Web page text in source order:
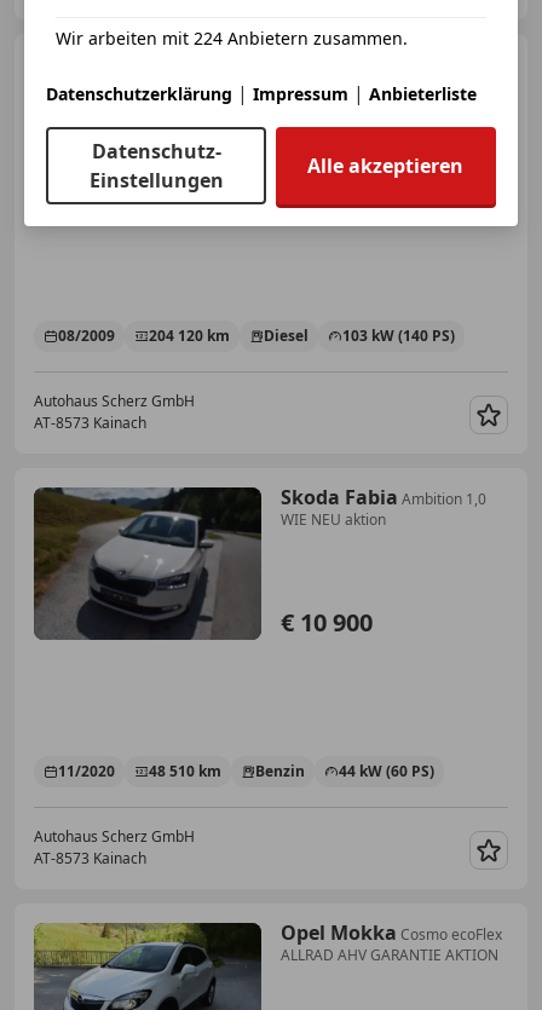
08/2009 204 120 km Diesel 103 kW (140 PS)
Autohaus Scherz GmbH
AT-8573 Kainach
Skoda Fabia Ambition 1,0
WIE NEU aktion
€ 10 900
11/2020 48 510 km Benzin 44 kW (60 PS)
Autohaus Scherz GmbH
AT-8573 Kainach
Opel Mokka Cosmo ecoFlex
ALLRAD AHV GARANTIE AKTION
Wir arbeiten mit 224 Anbietern zusammen.
Datenschutzerklärung | Impressum | Anbieterliste
Datenschutz-
Einstellungen
Alle akzeptieren